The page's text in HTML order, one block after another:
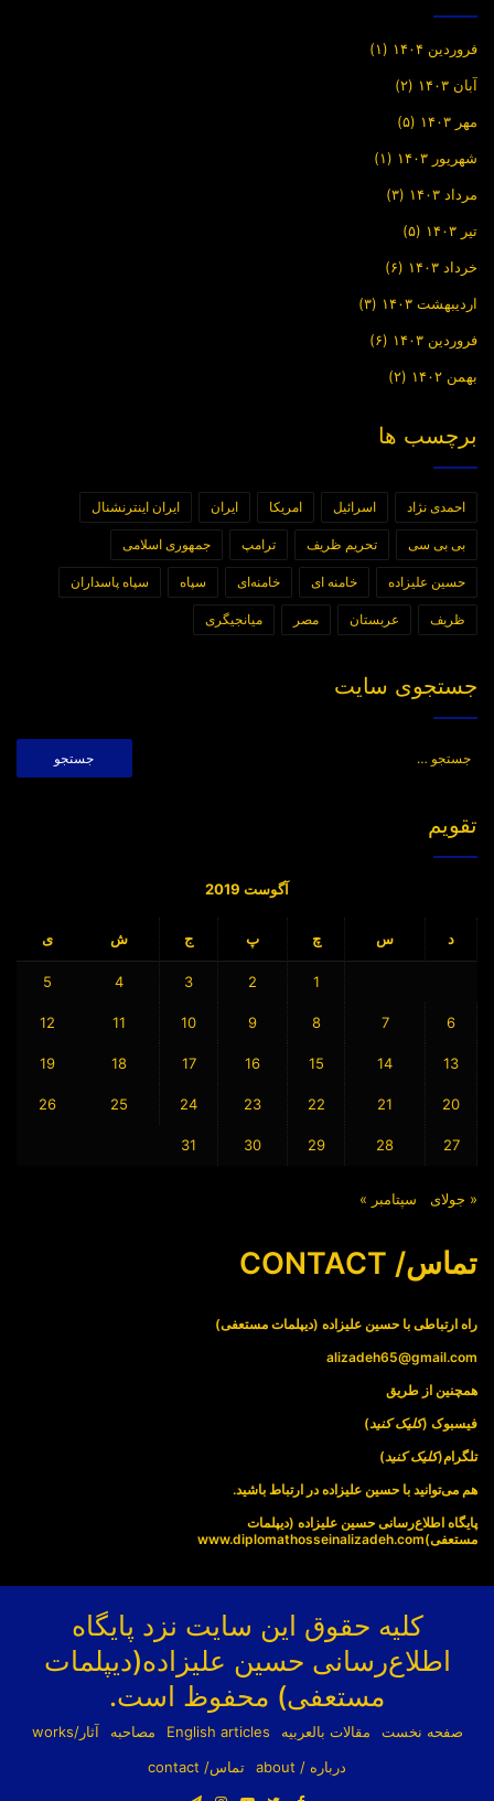
فروردین ۱۴۰۴ (۱)
آبان ۱۴۰۳ (۲)
مهر ۱۴۰۳ (۵)
شهریور ۱۴۰۳ (۱)
مرداد ۱۴۰۳ (۳)
تیر ۱۴۰۳ (۵)
خرداد ۱۴۰۳ (۶)
اردیبهشت ۱۴۰۳ (۳)
فروردین ۱۴۰۳ (۶)
بهمن ۱۴۰۲ (۲)
برچسب ها
احمدی نژاد اسرائیل امریکا ایران ایران اینترنشنال
بی بی سی تحریم ظریف ترامپ جمهوری اسلامی
حسین علیزاده خامنه ای خامنه‌ای سپاه سپاه پاسداران
ظریف عربستان مصر میانجیگری
جستجوی سایت
تقویم
آگوست 2019
د س چ پ ج ش ی
1
2
3
4
5
6
7
8
9
10
11
12
13
14
15
16
17
18
19
20
21
22
23
24
25
26
27
28
29
30
31
« جولای سپتامبر »
تماس/ CONTACT
راه ارتباطی با حسین علیزاده (دیپلمات مستعفی)
alizadeh65@gmail.com
همچنین از طریق
فیسبوک (کلیک کنید)
تلگرام(کلیک کنید)
هم می‌توانید با حسین علیزاده در ارتباط باشید.
پایگاه اطلاع‌رسانی حسین علیزاده (دیپلمات
مستعفی)www.diplomathosseinalizadeh.com
کلیه حقوق این سایت نزد پایگاه
اطلاع‌رسانی حسین علیزاده(دیپلمات
مستعفی) محفوظ است.
صفحه نخست مقالات بالعربیه English articles مصاحبه
آثار/works
درباره / about
تماس/ contact